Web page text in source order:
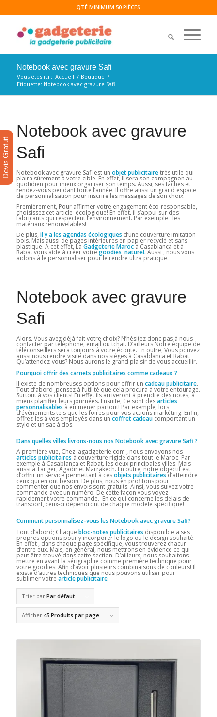
QTÉ MINIMUM 50 PIÈCES
Notebook avec gravure Safi
Vous êtes ici : Accueil / Boutique /
Etiquette: Notebook avec gravure Safi
Notebook avec gravure
Safi
Notebook avec gravure Safi est un objet publicitairetrès utile qui
plaira sûrement à votre cible. En effet, Il sera son compagnon au
quotidien pour mieux organiser son temps. Aussi, ses tâches et
rendez-vous pendant toute l’année. Il offre aussi un grand espace
de personnalisation pour inscrire les messages de son choix.
Premièrement, Pour affirmer votre engagement éco-responsable,
choisissez cet article écologique! En effet, il s’appui sur des
fabricants qui respectent l’environnement. Par exemple , les
matériaux renouvelables!
De plus, il y a les agendas écologiques d’une couverture imitation
bois. Mais aussi de pages intérieures en papier recyclé et sans
plastique. A cet effet, La Gadgeterie Marocà Casablanca et à
Rabat vous aide à créer votregoodies naturel. Aussi , nous vous
aidons à le personnaliser pour le rendre ultra pratique.
Notebook avec gravure
Safi
Alors, Vous avez déjà fait votre choix? N’hésitez donc pas à nous
contacter par téléphone, email ou tchat. D’ailleurs Notre équipe de
téléconseillers sera toujours à votre écoute. En outre, Vous pouvez
aussi nous rendre visite dans nos sièges à Casablanca et Rabat.
Qu’attendez-vous? Nous aurons le grand plaisir de vous accueillir.
Pourquoi offrir des carnets publicitaires comme cadeaux ?
Il existe de nombreuses options pour offrir un cadeau publicitaire.
Tout d’abord ,pensez à l’utilité que cela procura à votre entourage.
Surtout à vos clients! En effet ils arriveront à prendre des notes, à
mieux planifier leurs journées. Ensuite, Ce sont desarticles
personnalisables à emmener partout! Par exemple, lors
d’évènements tels que les foires pour vos actions markéting. Enfin,
offrez-les à vos employés dans un coffret cadeau comportant un
stylo et un sac à dos.
Dans quelles villes livrons-nous nos Notebook avec gravure Safi ?
A première vue, Chez lagadgeterie.com , nous envoyons nos
articles publicitaires à couverture rigide dans tout le Maroc. Par
exemple à Casablanca et Rabat, les deux principales villes. Mais
aussi à Tanger, Agadir et Marrakech. En outre, notre objectif est
d’offrir un service permettant à cesobjets publicitairesd’atteindre
ceux qui en ont besoin. De plus, nous en profitons pour
commenter que nos envois sont gratuits. Ainsi, vous suivez votre
commande avec un numéro. De cette façon vous voyez
rapidement votre commande. En ce qui concerne les délais de
transport, ceux-ci dépendront de chaque modèle spécifique!
Comment personnalisez-vous les Notebook avec gravure Safi?
Tout d’abord; Chaque bloc-notes publicitaires disponible a ses
propres options pour y incorporer le logo ou le design souhaité.
En effet , dans chaque page spécifique, vous trouverez chacun
d’entre eux. Mais, en général, nous mettrons en évidence ce qui
peut être trouvé dans cette section. D’ailleurs, nous souhaitons
mettre en avant la sérigraphie comme première technique pour
votre goodies. Afin d’avoir plusieurs combinaisons de couleurs! Il
existe d’autres techniques que nous pouvons utiliser pour
sublimer votre article publicitaire.
Trier par Par défaut
Afficher 45 Produits par page
Devis Gratuit